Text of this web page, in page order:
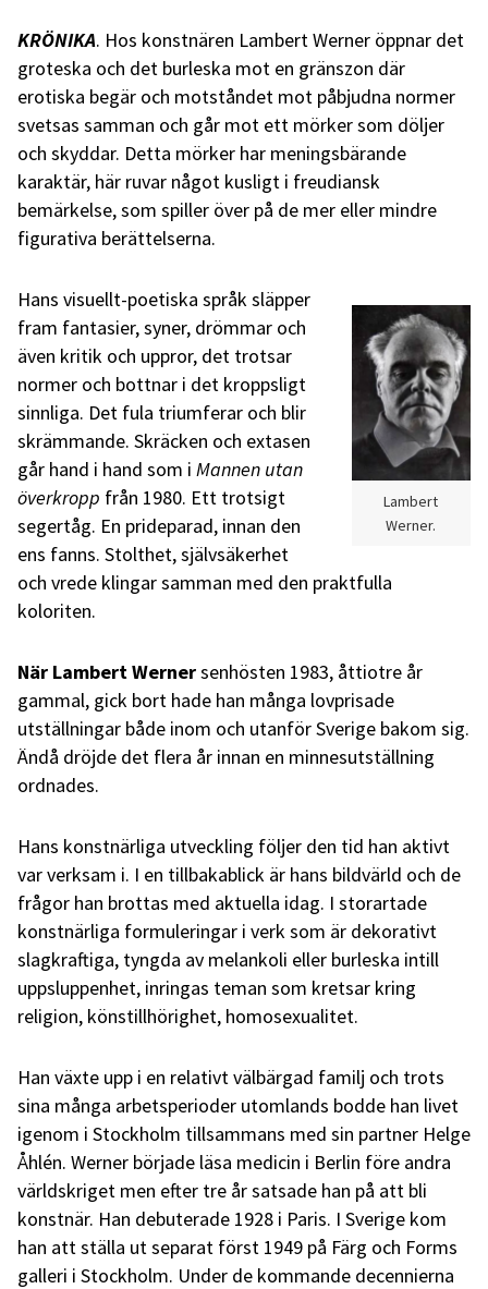
KRÖNIKA. Hos konstnären Lambert Werner öppnar det
groteska och det burleska mot en gränszon där
erotiska begär och motståndet mot påbjudna normer
svetsas samman och går mot ett mörker som döljer
och skyddar. Detta mörker har meningsbärande
karaktär, här ruvar något kusligt i freudiansk
bemärkelse, som spiller över på de mer eller mindre
figurativa berättelserna.
Lambert
Werner.
Hans visuellt-poetiska språk släpper
fram fantasier, syner, drömmar och
även kritik och uppror, det trotsar
normer och bottnar i det kroppsligt
sinnliga. Det fula triumferar och blir
skrämmande. Skräcken och extasen
går hand i hand som i Mannen utan
överkropp från 1980. Ett trotsigt
segertåg. En prideparad, innan den
ens fanns. Stolthet, självsäkerhet
och vrede klingar samman med den praktfulla
koloriten.
När Lambert Wernersenhösten 1983, åttiotre år
gammal, gick bort hade han många lovprisade
utställningar både inom och utanför Sverige bakom sig.
Ändå dröjde det flera år innan en minnesutställning
ordnades.
Hans konstnärliga utveckling följer den tid han aktivt
var verksam i. I en tillbakablick är hans bildvärld och de
frågor han brottas med aktuella idag. I storartade
konstnärliga formuleringar i verk som är dekorativt
slagkraftiga, tyngda av melankoli eller burleska intill
uppsluppenhet, inringas teman som kretsar kring
religion, könstillhörighet, homosexualitet.
Han växte upp i en relativt välbärgad familj och trots
sina många arbetsperioder utomlands bodde han livet
igenom i Stockholm tillsammans med sin partner Helge
Åhlén. Werner började läsa medicin i Berlin före andra
världskriget men efter tre år satsade han på att bli
konstnär. Han debuterade 1928 i Paris. I Sverige kom
han att ställa ut separat först 1949 på Färg och Forms
galleri i Stockholm. Under de kommande decennierna